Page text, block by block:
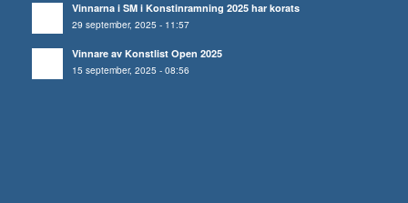
Vinnarna i SM i Konstinramning 2025 har korats
29 september, 2025 - 11:57
Vinnare av Konstlist Open 2025
15 september, 2025 - 08:56